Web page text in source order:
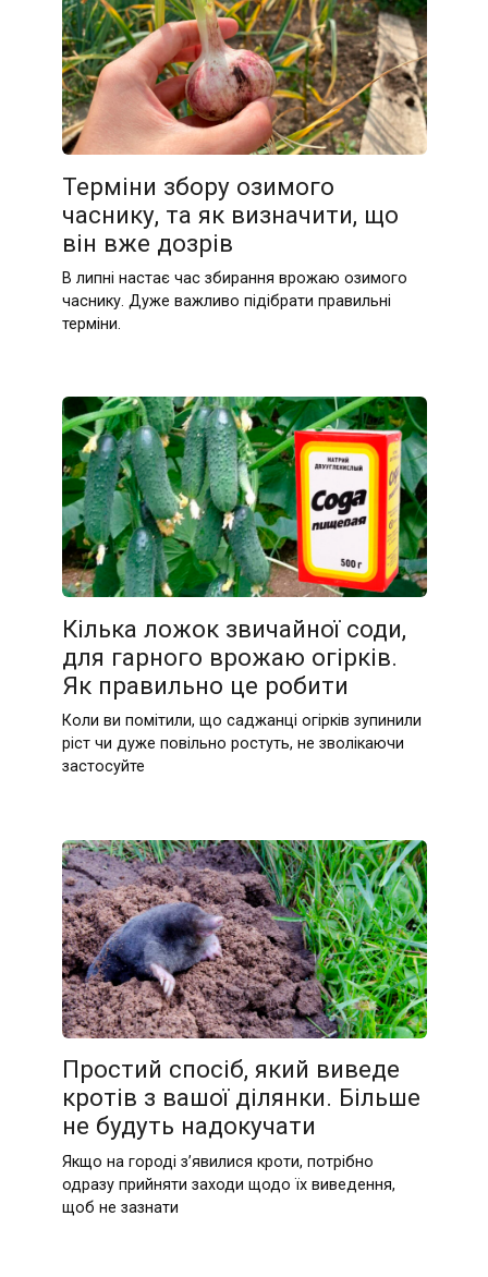
Терміни збору озимого
часнику, та як визначити, що
він вже дозрів
В липні настає час збирання врожаю озимого
часнику. Дуже важливо підібрати правильні
терміни.
Кілька ложок звичайної соди,
для гарного врожаю огірків.
Як правильно це робити
Коли ви помітили, що саджанці огірків зупинили
ріст чи дуже повільно ростуть, не зволікаючи
застосуйте
Простий спосіб, який виведе
кротів з вашої ділянки. Більше
не будуть надокучати
Якщо на городі з’явилися кроти, потрібно
одразу прийняти заходи щодо їх виведення,
щоб не зазнати